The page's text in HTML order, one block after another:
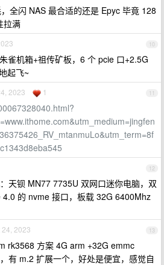
全闪 NAS 最合适的还是 Epyc 毕竟 128
拉满
10
雀机箱+祖传矿板，6 个 pcie 口+2.5G
起飞~
11
2023 1
12
天钡 MN77 7735U 双网口迷你电脑，双
的 nvme 接口，板载 32G 6400Mhz
13
24, 2023
rk3568 方案 4G arm +32G emmc
有 m.2 扩展一个，好处是便宜，感觉自